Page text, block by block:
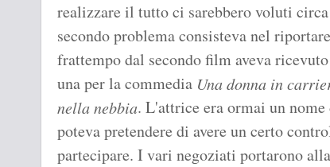
realizzare il tutto ci sarebbero voluti
secondo problema consisteva nel
frattempo dal secondo film aveva
una per la commedia Una donna in
nella nebbia. L'attrice era ormai un
poteva pretendere di avere un certo
partecipare. I vari negoziati portarono